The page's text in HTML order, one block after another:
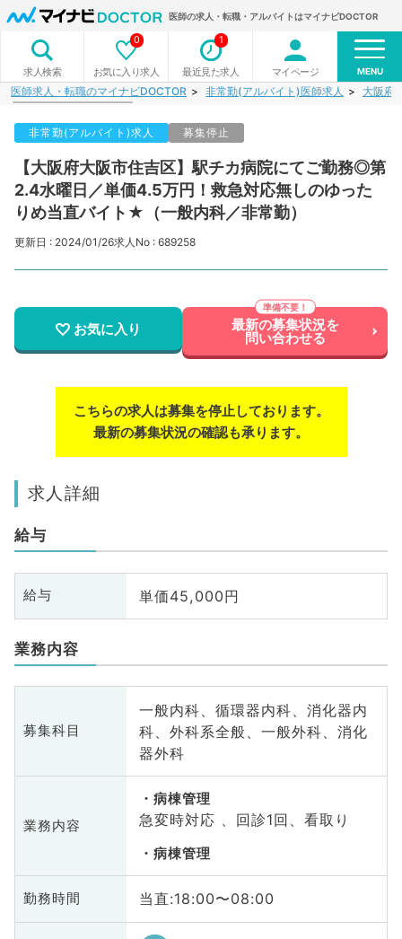
医師の求人・転職・アルバイトはマイナビDOCTOR
求人検索 お気に入り求人
0
最近見た求人
1
マイページ MENU
医師求人・転職のマイナビDOCTOR 非常勤(アルバイト)医師求人 大阪府
非常勤(アルバイト)求人 募集停止
【大阪府大阪市住吉区】駅チカ病院にてご勤務◎第
2.4水曜日／単価4.5万円！救急対応無しのゆった
りめ当直バイト★（一般内科／非常勤）
更新日 : 2024/01/26求人No : 689258
お気に入り 最新の募集状況を
問い合わせる
こちらの求人は募集を停止しております。
最新の募集状況の確認も承ります。
求人詳細
給与
給与 単価45,000円
業務内容
募集科目
一般内科、循環器内科、消化器内
科、外科系全般、一般外科、消化
器外科
業務内容
病棟管理
急変時対応 、回診1回、看取り
病棟管理
勤務時間 当直:18:00〜08:00